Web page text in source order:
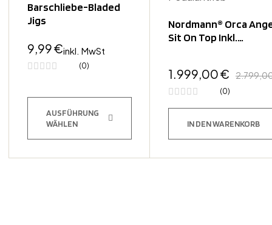
Barschliebe-Bladed
Jigs
9,99€inkl. MwSt
(0)
AUSFÜHRUNG
WÄHLEN
Nordmann® Orca
Sit On Top Inkl.
1.999,00€
(0)
IN DEN WARENKORB